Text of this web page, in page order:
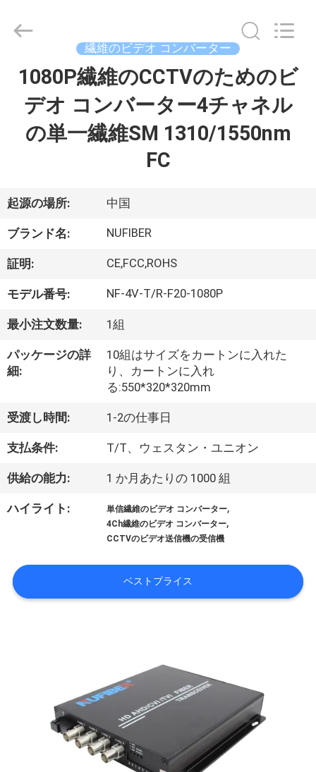
家
ク
ト
私
達
に
つ
て
工
場
行
2026
Technology
Reserved.
Developed
繊維のビデオ コンバーター
1080P繊維のCCTVのためのビ
デオ コンバーター4チャネル
の単一繊維SM 1310/1550nm
FC
起源の場所: 中国
ブランド名: NUFIBER
証明: CE,FCC,ROHS
モデル番号: NF-4V-T/R-F20-1080P
最小注文数量: 1組
パッケージの詳
細:
10組はサイズをカートンに入れた
り、カートンに入れ
る:550*320*320mm
受渡し時間: 1-2の仕事日
支払条件: T/T、ウェスタン・ユニオン
供給の能力: 1 か月あたりの 1000 組
ハイライト: 単信繊維のビデオ コンバーター,
4Ch繊維のビデオ コンバーター,
CCTVのビデオ送信機の受信機
ベストプライス